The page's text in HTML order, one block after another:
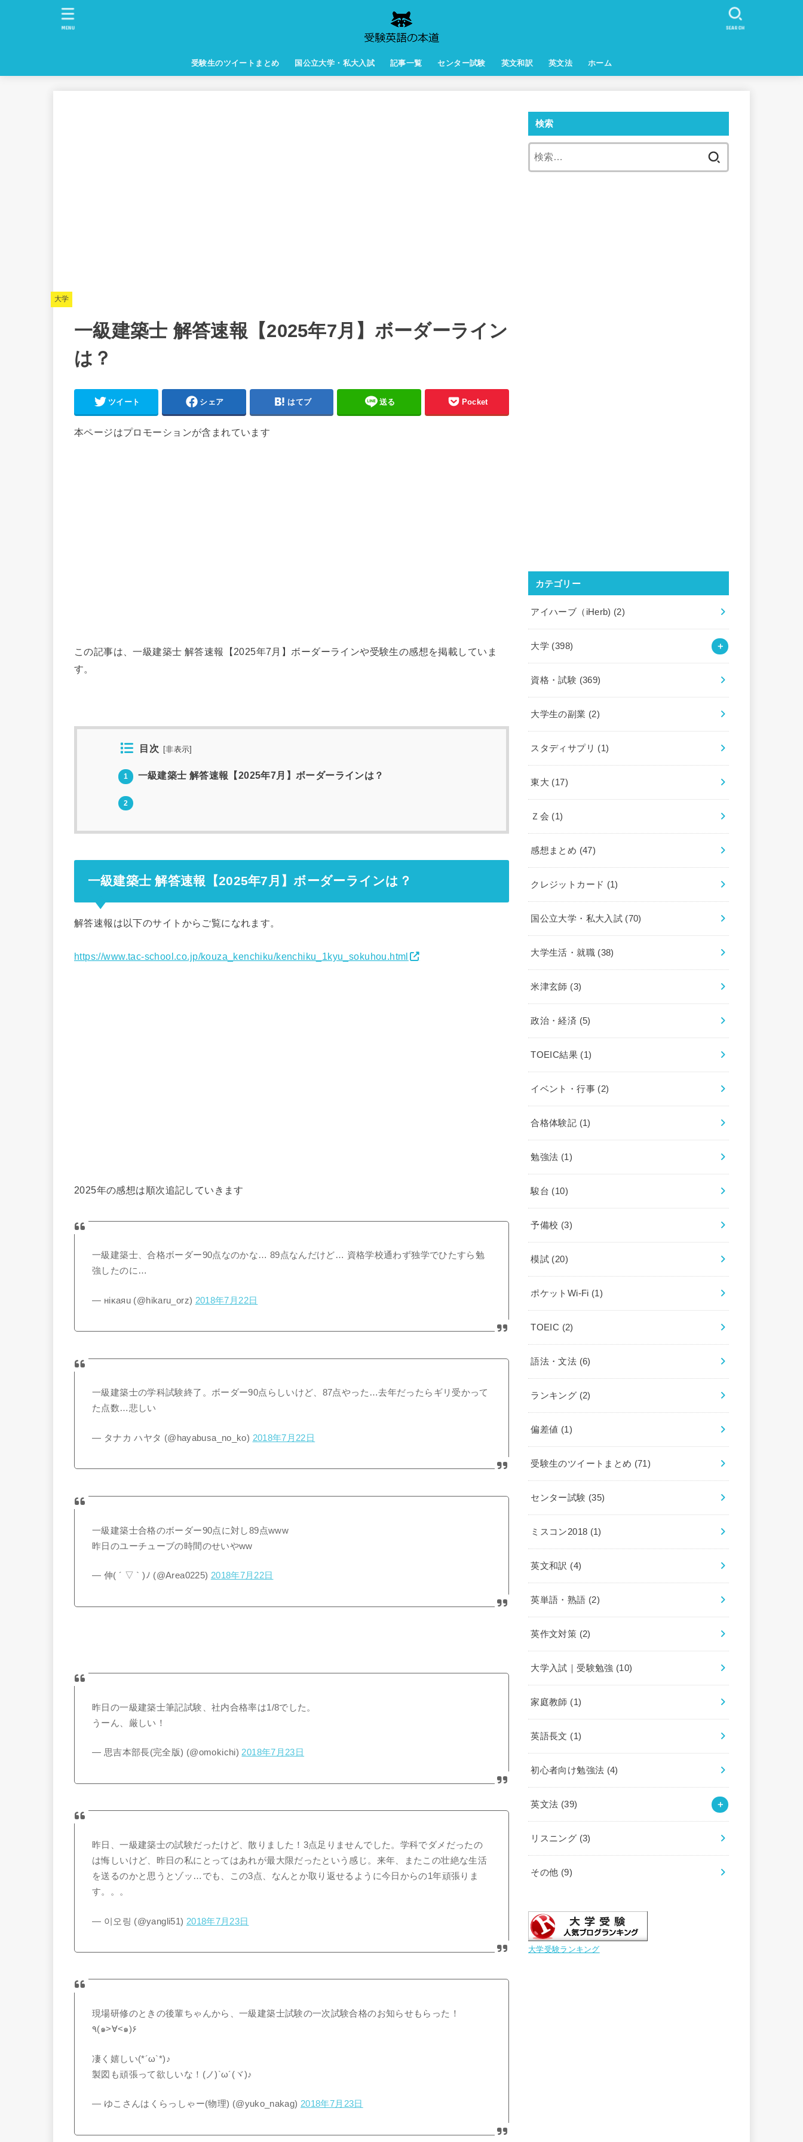
受験生のツイートまとめ 国公立大学・私大入試 記事一覧 センター試験 英文和訳 英文法 ホーム
SEARCH
MENU
大学
一級建築士 解答速報【2025年7月】ボーダーライン
は？
ツイート シェア はてブ 送る Pocket
本ページはプロモーションが含まれています
この記事は、一級建築士 解答速報【2025年7月】ボーダーラインや受験生の感想を掲載していま
す。
目次 [非表示
1 一級建築士 解答速報【2025年7月】ボーダーラインは？
2
一級建築士 解答速報【2025年7月】ボーダーラインは？
解答速報は以下のサイトからご覧になれます。
https://www.tac-school.co.jp/kouza_kenchiku/kenchiku_1kyu_sokuhou.html
2025年の感想は順次追記していきます
一級建築士、合格ボーダー90点なのかな… 89点なんだけど… 資格学校通わず独学でひたすら勉
強したのに…
— нiκaяu (@hikaru_orz) 2018年7月22日
一級建築士の学科試験終了。ボーダー90点らしいけど、87点やった…去年だったらギリ受かって
た点数…悲しい
— タナカ ハヤタ (@hayabusa_no_ko) 2018年7月22日
一級建築士合格のボーダー90点に対し89点www
昨日のユーチューブの時間のせいやww
— 伸( ´ ▽ ` )ﾉ (@Area0225) 2018年7月22日
昨日の一級建築士筆記試験、社内合格率は1/8でした。
うーん、厳しい！
— 思吉本部長(完全版) (@omokichi)2018年7月23日
昨日、一級建築士の試験だったけど、散りました！3点足りませんでした。学科でダメだったの
は悔しいけど、昨日の私にとってはあれが最大限だったという感じ。来年、またこの壮絶な生活
を送るのかと思うとゾッ…でも、この3点、なんとか取り返せるように今日からの1年頑張りま
す。。。
— 이오링 (@yangli51) 2018年7月23日
現場研修のときの後輩ちゃんから、一級建築士試験の一次試験合格のお知らせもらった！
٩(๑>∀<๑)۶
凄く嬉しい(*´ω`*)♪
製図も頑張って欲しいな！(ノ)`ω´(ヾ)♪
— ゆこさんはくらっしゃー(物理) (@yuko_nakag) 2018年7月23日
検索
カテゴリー
アイハーブ（iHerb) (2)
大学 (398)
資格・試験 (369)
大学生の副業 (2)
スタディサプリ (1)
東大 (17)
Ｚ会 (1)
感想まとめ (47)
クレジットカード (1)
国公立大学・私大入試 (70)
大学生活・就職 (38)
米津玄師 (3)
政治・経済 (5)
TOEIC結果 (1)
イベント・行事 (2)
合格体験記 (1)
勉強法 (1)
駿台 (10)
予備校 (3)
模試 (20)
ポケットWi-Fi (1)
TOEIC (2)
語法・文法 (6)
ランキング (2)
偏差値 (1)
受験生のツイートまとめ (71)
センター試験 (35)
ミスコン2018 (1)
英文和訳 (4)
英単語・熟語 (2)
英作文対策 (2)
大学入試｜受験勉強 (10)
家庭教師 (1)
英語長文 (1)
初心者向け勉強法 (4)
英文法 (39)
リスニング (3)
その他 (9)
大学受験ランキング